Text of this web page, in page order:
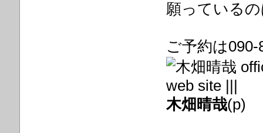
願っている
ご予約は090-
木畑晴哉(p)